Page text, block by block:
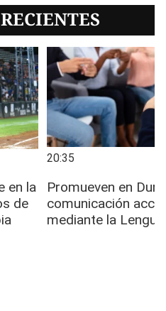
RECIENTES